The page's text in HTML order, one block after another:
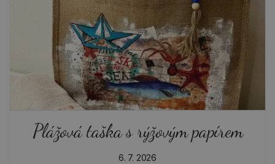
Plážová taška s rýžovým papírem
6. 7. 2026